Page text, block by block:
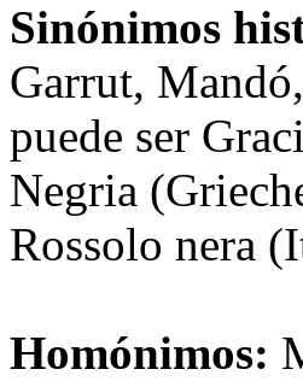
Sinónimos
Garrut,
puede ser
Negria
Rossolo nera
Homónimos: